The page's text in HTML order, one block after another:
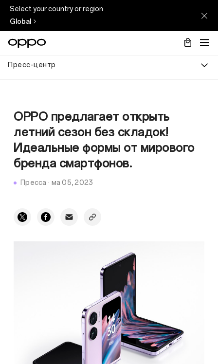
Select your country or region
Global
Пресс-центр
OPPO предлагает открыть
летний сезон без складок!
Идеальные формы от мирового
бренда смартфонов.
Пресса · ма 05, 2023